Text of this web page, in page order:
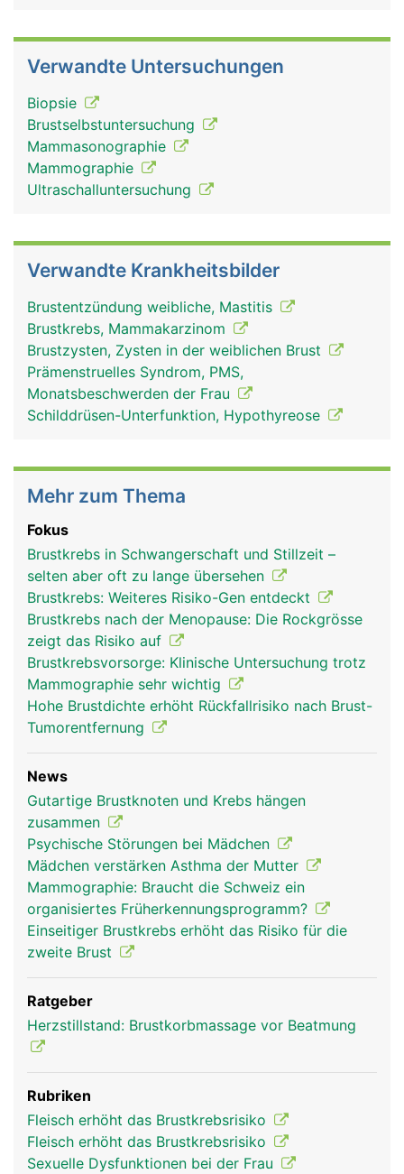
Verwandte Untersuchungen
Biopsie
Brustselbstuntersuchung
Mammasonographie
Mammographie
Ultraschalluntersuchung
Verwandte Krankheitsbilder
Brustentzündung weibliche, Mastitis
Brustkrebs, Mammakarzinom
Brustzysten, Zysten in der weiblichen Brust
Prämenstruelles Syndrom, PMS,
Monatsbeschwerden der Frau
Schilddrüsen-Unterfunktion, Hypothyreose
Mehr zum Thema
Fokus
Brustkrebs in Schwangerschaft und Stillzeit –
selten aber oft zu lange übersehen
Brustkrebs: Weiteres Risiko-Gen entdeckt
Brustkrebs nach der Menopause: Die Rockgrösse
zeigt das Risiko auf
Brustkrebsvorsorge: Klinische Untersuchung trotz
Mammographie sehr wichtig
Hohe Brustdichte erhöht Rückfallrisiko nach Brust-
Tumorentfernung
News
Gutartige Brustknoten und Krebs hängen
zusammen
Psychische Störungen bei Mädchen
Mädchen verstärken Asthma der Mutter
Mammographie: Braucht die Schweiz ein
organisiertes Früherkennungsprogramm?
Einseitiger Brustkrebs erhöht das Risiko für die
zweite Brust
Ratgeber
Herzstillstand: Brustkorbmassage vor Beatmung
Rubriken
Fleisch erhöht das Brustkrebsrisiko
Fleisch erhöht das Brustkrebsrisiko
Sexuelle Dysfunktionen bei der Frau